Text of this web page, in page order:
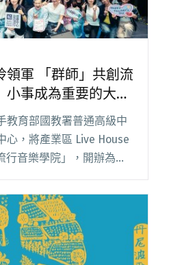
領軍 「群師」共創流
小事成為重要的大
教育部國教署普通高級中
心，將產業區 Live House
行音樂學院」，開辦為期
戰營隊。在這期集訓中，
鄧不利多校長，以溫毅睿
文 "北流董事長黃韻玲領
樂讓「種子」小事成為重